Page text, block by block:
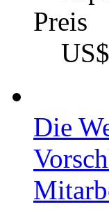
Preis
Die